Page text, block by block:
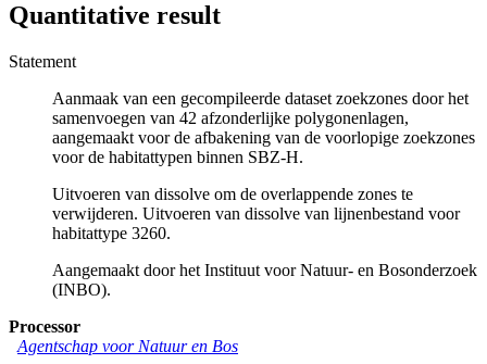
Quantitative result
Statement
Aanmaak van een gecompileerde dataset zoekzones door het
samenvoegen van 42 afzonderlijke polygonenlagen,
aangemaakt voor de afbakening van de voorlopige zoekzones
voor de habitattypen binnen SBZ-H.
Uitvoeren van dissolve om de overlappende zones te
verwijderen. Uitvoeren van dissolve van lijnenbestand voor
habitattype 3260.
Aangemaakt door het Instituut voor Natuur- en Bosonderzoek
(INBO).
Processor
Agentschap voor Natuur en Bos